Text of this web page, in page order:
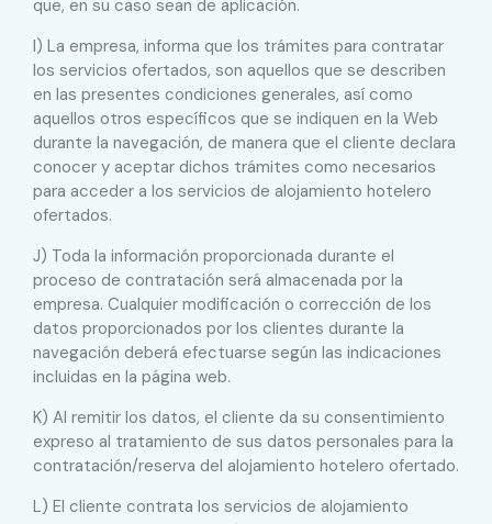
que, en su caso sean de aplicación.
I) La empresa, informa que los trámites para contratar
los servicios ofertados, son aquellos que se describen
en las presentes condiciones generales, así como
aquellos otros específicos que se indiquen en la Web
durante la navegación, de manera que el cliente declara
conocer y aceptar dichos trámites como necesarios
para acceder a los servicios de alojamiento hotelero
ofertados.
J) Toda la información proporcionada durante el
proceso de contratación será almacenada por la
empresa. Cualquier modificación o corrección de los
datos proporcionados por los clientes durante la
navegación deberá efectuarse según las indicaciones
incluidas en la página web.
K) Al remitir los datos, el cliente da su consentimiento
expreso al tratamiento de sus datos personales para la
contratación/reserva del alojamiento hotelero ofertado.
L) El cliente contrata los servicios de alojamiento